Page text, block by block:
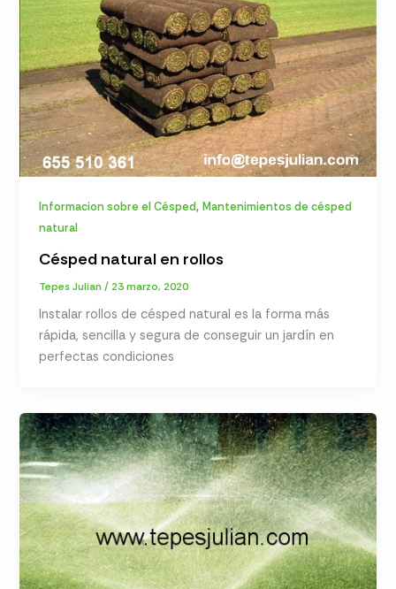
Informacion sobre el Césped,Mantenimientos de césped
natural
Césped natural en rollos
Tepes Julian/ 23 marzo, 2020
Instalar rollos de césped natural es la forma más
rápida, sencilla y segura de conseguir un jardín en
perfectas condiciones